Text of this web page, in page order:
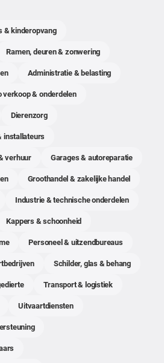
& kinderopvang
Ramen, deuren & zonwering
Administratie & belasting
verkoop & onderdelen
Dierenzorg
installateurs
verhuur
Garages & autoreparatie
Groothandel & zakelijke handel
Industrie & technische onderdelen
Kappers & schoonheid
Personeel & uitzendbureaus
Schilder, glas & behang
Transport & logistiek
Uitvaartdiensten